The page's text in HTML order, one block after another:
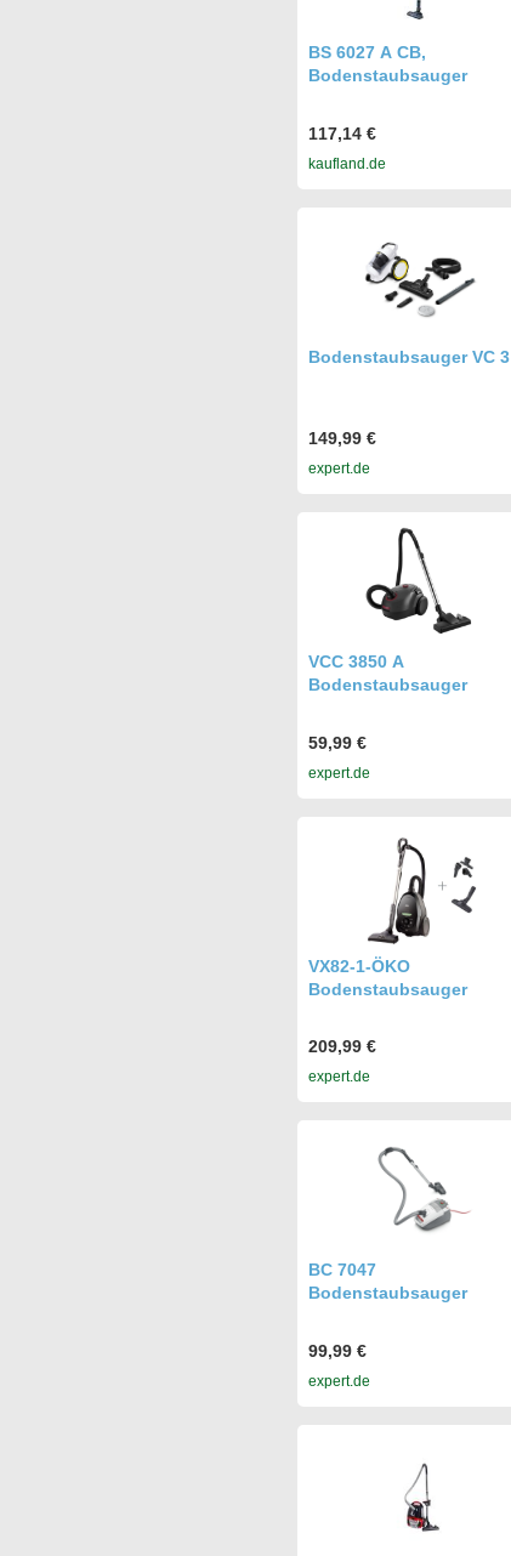
BS 6027 A CB,
Bodenstaubsauger
117,14 €
kaufland.de
Bodenstaubsauger VC 3
149,99 €
expert.de
VCC 3850 A
Bodenstaubsauger
59,99 €
expert.de
VX82-1-ÖKO
Bodenstaubsauger
209,99 €
expert.de
BC 7047
Bodenstaubsauger
99,99 €
expert.de